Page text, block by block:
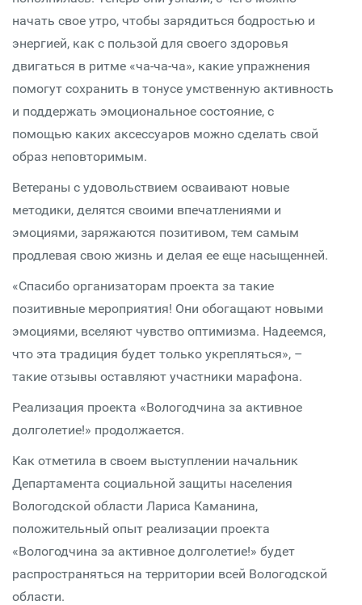
начать свое утро, чтобы зарядиться бодростью и
энергией, как с пользой для своего здоровья
двигаться в ритме «ча-ча-ча», какие упражнения
помогут сохранить в тонусе умственную активность
и поддержать эмоциональное состояние, с
помощью каких аксессуаров можно сделать свой
образ неповторимым.
Ветераны с удовольствием осваивают новые
методики, делятся своими впечатлениями и
эмоциями, заряжаются позитивом, тем самым
продлевая свою жизнь и делая ее еще насыщенней.
«Спасибо организаторам проекта за такие
позитивные мероприятия! Они обогащают новыми
эмоциями, вселяют чувство оптимизма. Надеемся,
что эта традиция будет только укрепляться», –
такие отзывы оставляют участники марафона.
Реализация проекта «Вологодчина за активное
долголетие!» продолжается.
Как отметила в своем выступлении начальник
Департамента социальной защиты населения
Вологодской области Лариса Каманина,
положительный опыт реализации проекта
«Вологодчина за активное долголетие!» будет
распространяться на территории всей Вологодской
области.